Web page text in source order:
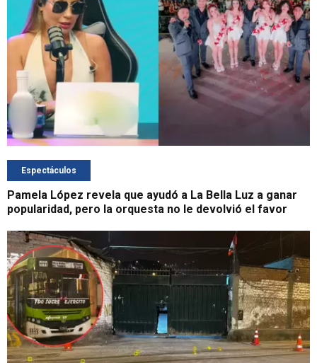
Espectáculos
Pamela López revela que ayudó a La Bella Luz a ganar
popularidad, pero la orquesta no le devolvió el favor